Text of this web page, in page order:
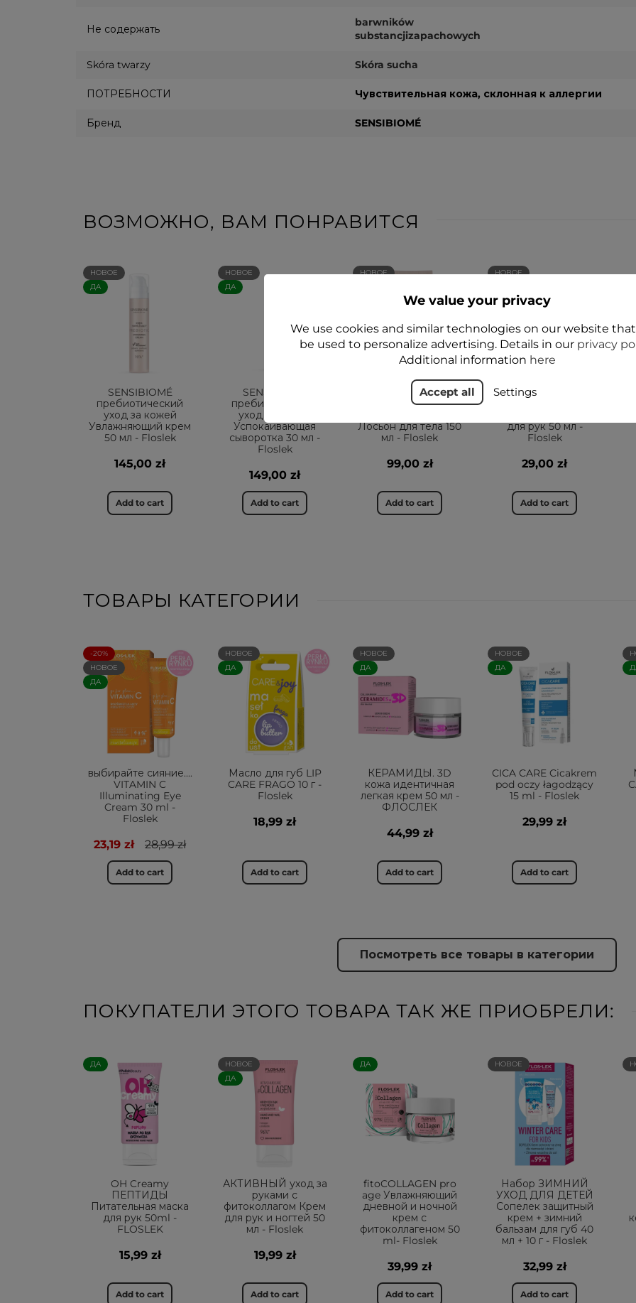
Не содержать
barwników
substancjizapachowych
Skóra twarzy Skóra sucha
ПОТРЕБНОСТИ Чувствительная кожа, склонная к аллергии
Бренд SENSIBIOMÉ
ВОЗМОЖНО, ВАМ ПОНРАВИТСЯ
НОВОЕ
ДА
SENSIBIOMÉ
пребиотический
уход за кожей
Увлажняющий крем
50 мл - Floslek
145,00 zł
Add to cart
НОВОЕ
ДА
SENSIBIOMÉ
пребиотический
уход за кожей
Успокаивающая
сыворотка 30 мл -
Floslek
149,00 zł
Add to cart
НОВОЕ
SENSIBIOMÉ
пребиотический
Лосьон для тела 150
мл - Floslek
99,00 zł
Add to cart
НОВОЕ
SENSIBIOMÉ
для рук 50 мл -
Floslek
29,00 zł
Add to cart
ТОВАРЫ КАТЕГОРИИ
-20%
НОВОЕ
ДА
выбирайте сияние....
VITAMIN C
Illuminating Eye
Cream 30 ml -
Floslek
23,19 zł 28,99 zł
Add to cart
НОВОЕ
ДА
Масло для губ LIP
CARE FRAGO 10 г -
Floslek
18,99 zł
Add to cart
НОВОЕ
ДА
КЕРАМИДЫ. 3D
кожа идентичная
легкая крем 50 мл -
ФЛОСЛЕК
44,99 zł
Add to cart
НОВОЕ
ДА
CICA CARE Cicakrem
pod oczy łagodzący
15 ml - Floslek
29,99 zł
Add to cart
Посмотреть все товары в категории
ПОКУПАТЕЛИ ЭТОГО ТОВАРА ТАК ЖЕ ПРИОБРЕЛИ:
ДА
OH Creamy
ПЕПТИДЫ
Питательная маска
для рук 50ml -
FLOSLEK
15,99 zł
Add to cart
НОВОЕ
ДА
АКТИВНЫЙ уход за
руками с
фитоколлагом Крем
для рук и ногтей 50
мл - Floslek
19,99 zł
Add to cart
ДА
fitoCOLLAGEN pro
age Увлажняющий
дневной и ночной
крем с
фитоколлагеном 50
ml- Floslek
39,99 zł
Add to cart
НОВОЕ
Набор ЗИМНИЙ
УХОД ДЛЯ ДЕТЕЙ
Сопелек защитный
крем + зимний
бальзам для губ 40
мл + 10 г - Floslek
32,99 zł
Add to cart
We value your privacy
We use cookies and similar technologies on our website
be used to personalize advertising. Details in our privacy
Additional information here
Accept all Settings